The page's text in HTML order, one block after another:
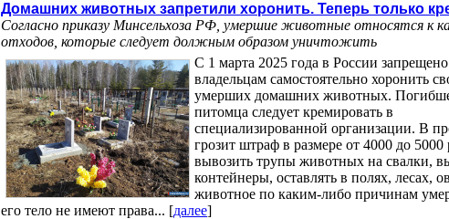
Домашних животных запретили хоронить. Теперь только
Согласно приказу Минсельхоза РФ, умершие животные относятся к
отходов, которые следует должным образом уничтожить
С 1 марта 2025 года в России запрещено
владельцам самостоятельно хоронить
умерших домашних животных.
питомца следует кремировать в
специализированной организации. В
грозит штраф в размере от 4000 до
вывозить трупы животных на свалки,
контейнеры, оставлять в полях, лесах,
животное по каким-либо причинам
его тело не имеют права... [далее]